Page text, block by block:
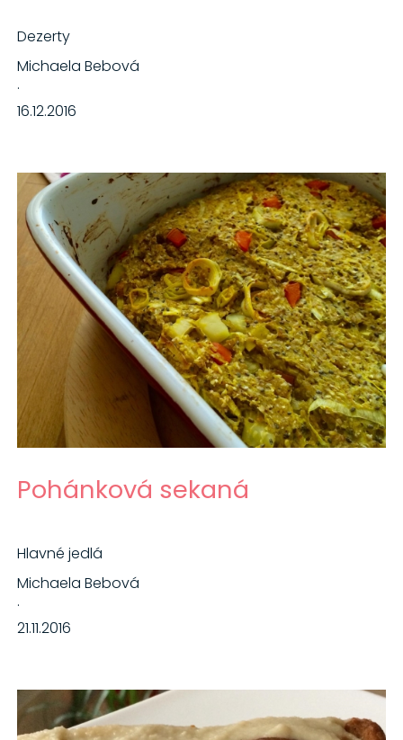
Dezerty
Michaela Bebová
·
16.12.2016
Pohánková sekaná
Hlavné jedlá
Michaela Bebová
·
21.11.2016